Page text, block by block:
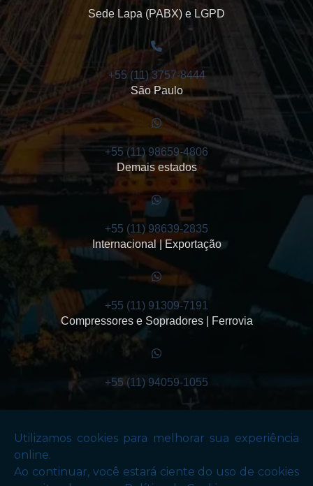
Reforma Sauer
Sauer Santana
Sede Lapa (PABX) e LGPD
+55 (11) 3757-8444
São Paulo
+55 (11) 98659-4806
Demais estados
+55 (11) 98639-2835
Internacional | Exportação
+55 (11) 91309-7191
Compressores e Sopradores | Ferrovia
+55 (11) 94059-1055
Copyright © Santana Equipamentos de Transmissão . (Lei 9610 de 19/02/1998)